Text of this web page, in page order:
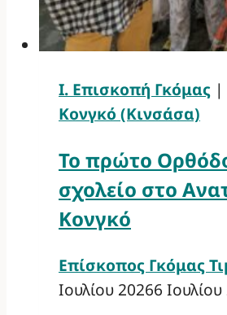
Ι. Επισκοπή Γκόμας |
Κονγκό (Κινσάσα)
Το πρώτο
σχολείο στο
Κονγκό
Επίσκοπος Γκόμας
Ιουλίου 20266